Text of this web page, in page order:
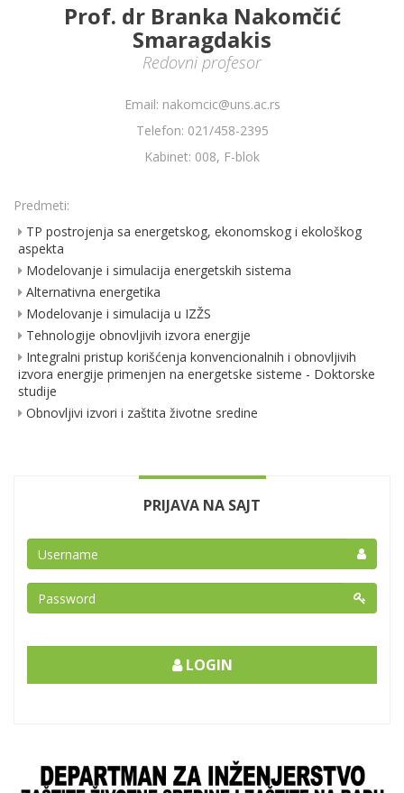
Prof. dr Branka Nakomčić
Smaragdakis
Redovni profesor
Email: nakomcic@uns.ac.rs
Telefon: 021/458-2395
Kabinet: 008, F-blok
Predmeti:
TP postrojenja sa energetskog, ekonomskog i ekološkog
aspekta
Modelovanje i simulacija energetskih sistema
Alternativna energetika
Modelovanje i simulacija u IZŽS
Tehnologije obnovljivih izvora energije
Integralni pristup korišćenja konvencionalnih i obnovljivih
izvora energije primenjen na energetske sisteme - Doktorske
studije
Obnovljivi izvori i zaštita životne sredine
PRIJAVA NA SAJT
LOGIN